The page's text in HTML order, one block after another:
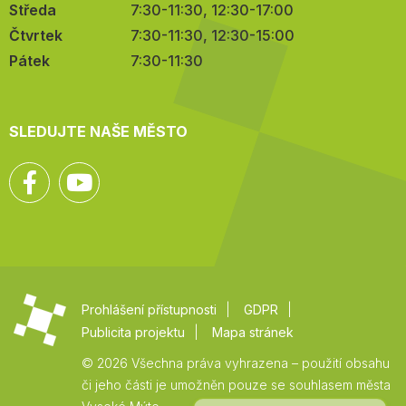
Středa
7:30-11:30, 12:30-17:00
Čtvrtek
7:30-11:30, 12:30-15:00
Pátek
7:30-11:30
SLEDUJTE NAŠE MĚSTO
Facebook
Prohlášení přístupnosti
GDPR
Publicita projektu
Mapa stránek
© 2026 Všechna práva vyhrazena – použití obsahu
či jeho části je umožněn pouze se souhlasem města